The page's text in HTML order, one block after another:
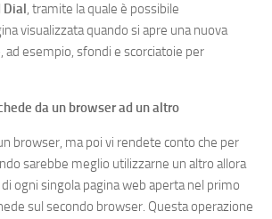
Dial , tramite la quale è possibile
visualizzata quando si apre una nuova
ad esempio, sfondi e scorciatoie per
da un browser ad un altro
browser, ma poi vi rendete conto che per
sarebbe meglio utilizzarne un altro allora
ogni singola pagina web aperta nel primo
sul secondo browser. Questa operazione